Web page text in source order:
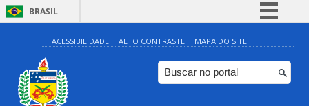
BRASIL
Simplifique!
Comunica BR
Participe
ACESSIBILIDADE ALTO CONTRASTE MAPA DO SITE